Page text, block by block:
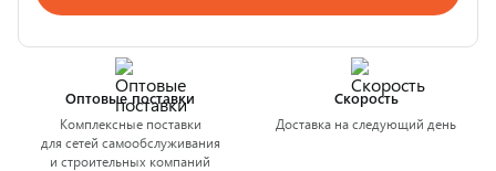
Оптовые поставки
Комплексные поставки
для сетей самообслуживания
и строительных компаний
Скорость
Доставка на следующий день